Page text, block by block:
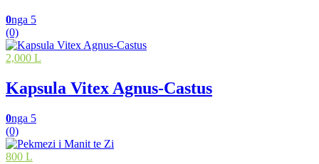
0nga 5
(0)
2,000 L
Kapsula Vitex Agnus-Castus
0nga 5
(0)
800 L